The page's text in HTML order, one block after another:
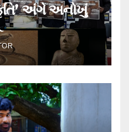
અંગે અનોખું